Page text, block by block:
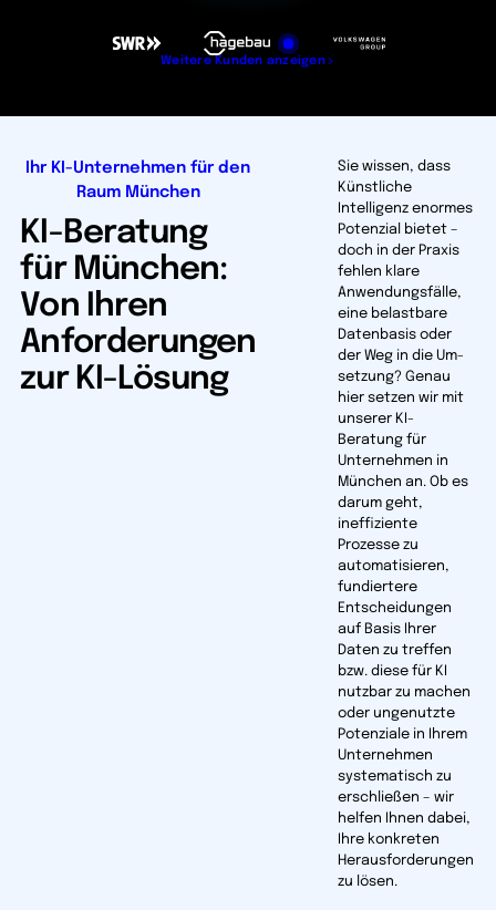
Weitere Kunden anzeigen
Ihr KI-Unternehmen für den
Raum München
KI-Beratung
für München:
Von Ihren
Anforderungen
zur KI-Lösung
Sie wissen, dass
Künstliche
Intelligenz enormes
Potenzial bietet –
doch in der Praxis
fehlen klare
Anwendungsfälle,
eine belastbare
Datenbasis oder
der Weg in die Um­
setzung? Genau
hier setzen wir mit
unserer KI-
Beratung für
Unternehmen in
München an. Ob es
darum geht,
ineffiziente
Prozesse zu
automatisieren,
fundiertere
Entscheid­ungen
auf Basis Ihrer
Daten zu treffen
bzw. diese für KI
nutzbar zu machen
oder unge­nutzte
Potenziale in Ihrem
Unternehmen
systematisch zu
erschließen – wir
helfen Ihnen dabei,
Ihre konkreten
Herausforderungen
zu lösen.